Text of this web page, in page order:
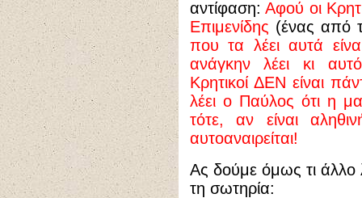
αντίφαση: Αφού οι
Επιμενίδης (ένας από
που τα λέει αυτά
ανάγκην λέει κι
Κρητικοί ΔΕΝ είναι
λέει ο Παύλος ότι η
τότε, αν είναι
αυτοαναιρείται!
Ας δούμε όμως τι άλλο
τη σωτηρία: